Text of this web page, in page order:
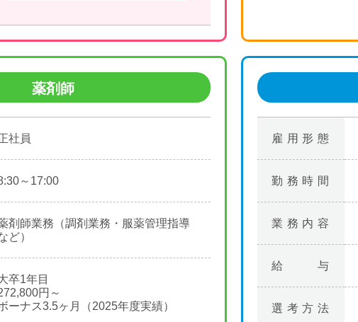
薬剤師
社員
～17:00
剤師業務（調剤業務・服薬管理指導
ど）
卒1年目
円～
ーナス3.5ヶ月（2025年度実績）
雇用形態
勤務時間
業務内容
給与
選考方法